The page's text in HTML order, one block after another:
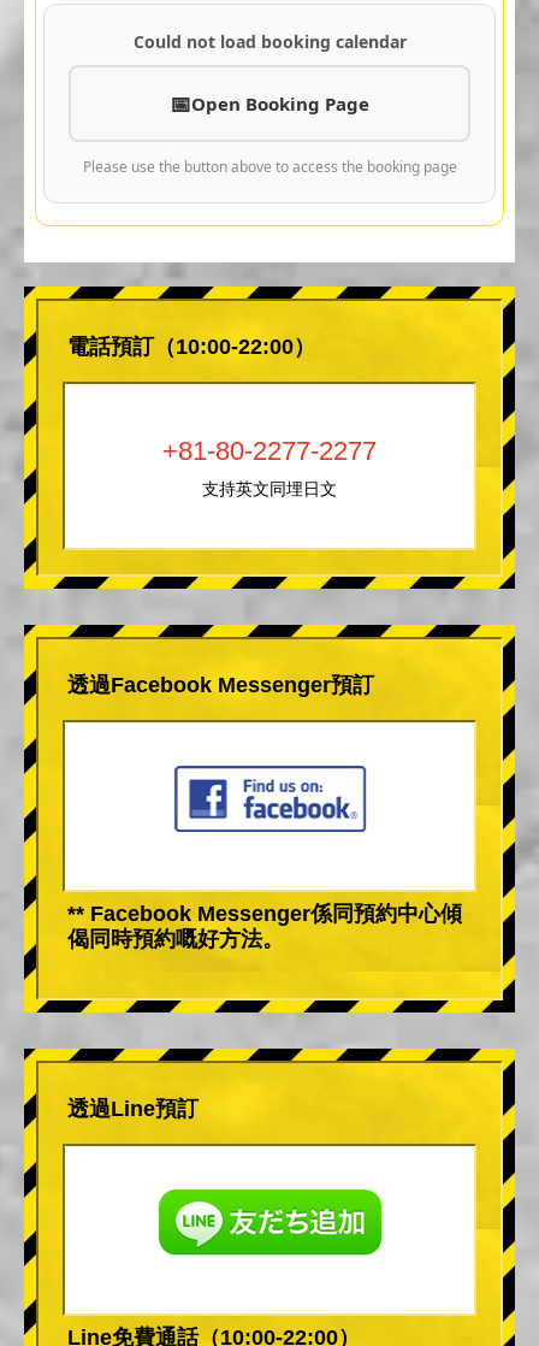
Could not load booking calendar
Open Booking Page
Please use the button above to access the booking page
電話預訂（10:00-22:00）
+81-80-2277-2277
支持英文同埋日文
透過Facebook Messenger預訂
** Facebook Messenger係同預約中心傾
偈同時預約嘅好方法。
透過Line預訂
Line免費通話（10:00-22:00）